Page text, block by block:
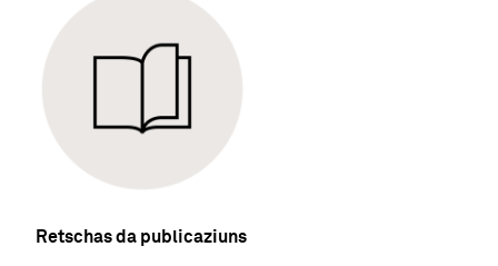
Retschas da publicaziuns